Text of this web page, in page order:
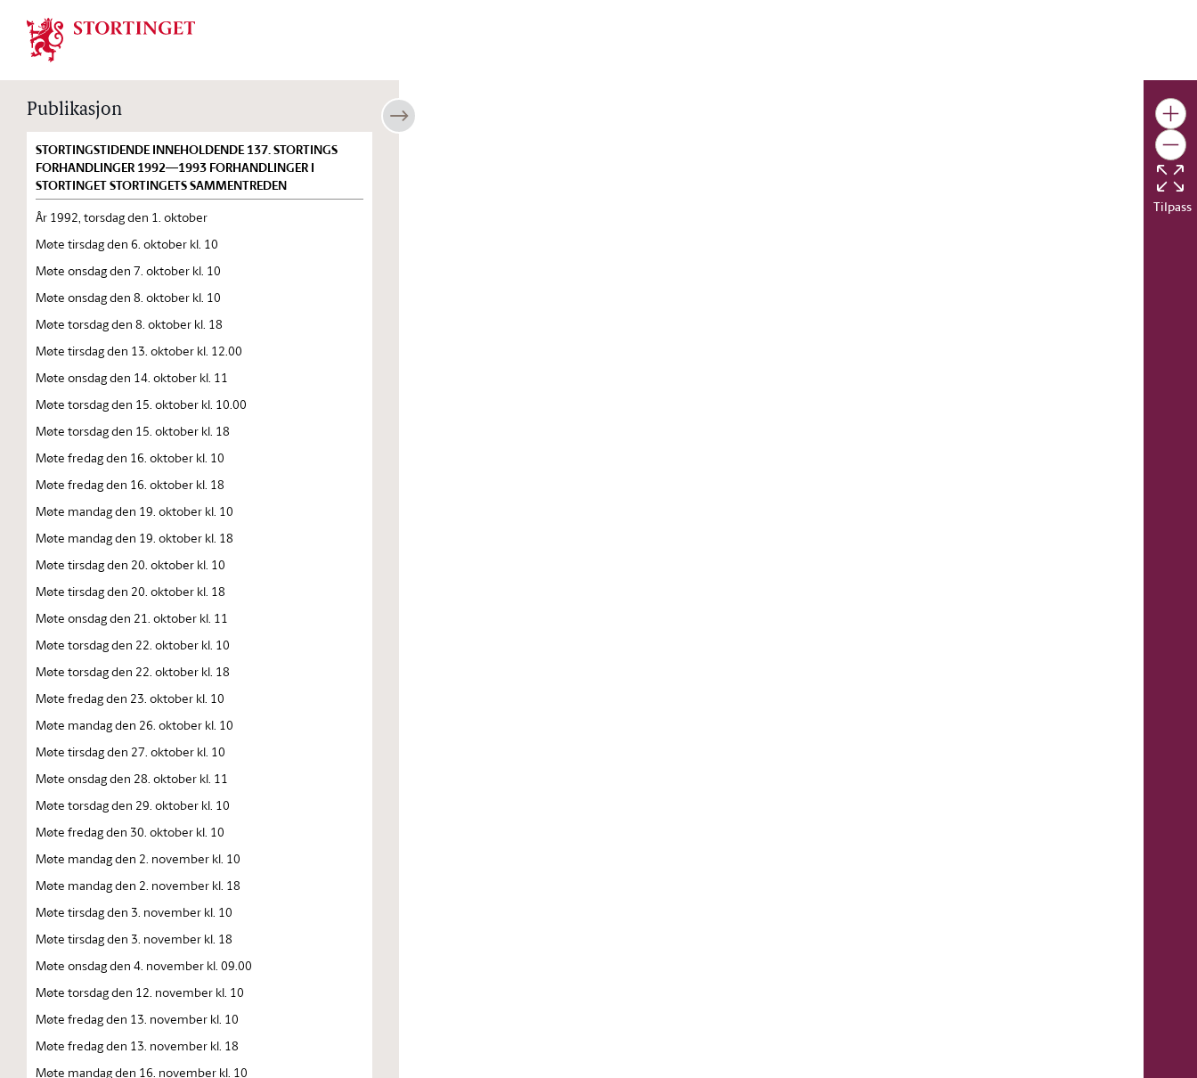
Stortinget.no
Publikasjon
STORTINGSTIDENDE INNEHOLDENDE 137. STORTINGS
FORHANDLINGER 1992—1993 FORHANDLINGER I
STORTINGET STORTINGETS SAMMENTREDEN
År 1992, torsdag den 1. oktober
Møte tirsdag den 6. oktober kl. 10
Møte onsdag den 7. oktober kl. 10
Møte onsdag den 8. oktober kl. 10
Møte torsdag den 8. oktober kl. 18
Møte tirsdag den 13. oktober kl. 12.00
Møte onsdag den 14. oktober kl. 11
Møte torsdag den 15. oktober kl. 10.00
Møte torsdag den 15. oktober kl. 18
Møte fredag den 16. oktober kl. 10
Møte fredag den 16. oktober kl. 18
Møte mandag den 19. oktober kl. 10
Møte mandag den 19. oktober kl. 18
Møte tirsdag den 20. oktober kl. 10
Møte tirsdag den 20. oktober kl. 18
Møte onsdag den 21. oktober kl. 11
Møte torsdag den 22. oktober kl. 10
Møte torsdag den 22. oktober kl. 18
Møte fredag den 23. oktober kl. 10
Møte mandag den 26. oktober kl. 10
Møte tirsdag den 27. oktober kl. 10
Møte onsdag den 28. oktober kl. 11
Møte torsdag den 29. oktober kl. 10
Møte fredag den 30. oktober kl. 10
Møte mandag den 2. november kl. 10
Møte mandag den 2. november kl. 18
Møte tirsdag den 3. november kl. 10
Møte tirsdag den 3. november kl. 18
Møte onsdag den 4. november kl. 09.00
Møte torsdag den 12. november kl. 10
Møte fredag den 13. november kl. 10
Møte fredag den 13. november kl. 18
Møte mandag den 16. november kl. 10